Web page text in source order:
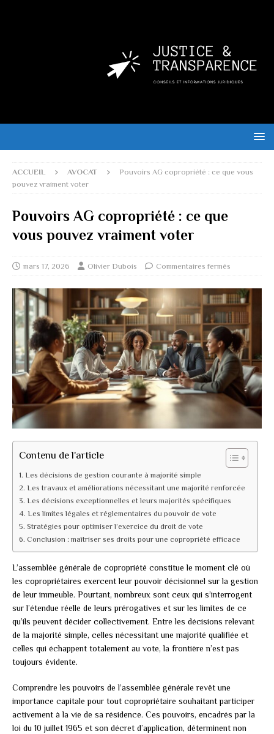
ACCUEIL AVOCAT
Pouvoirs AG copropriété : ce que vous
pouvez vraiment voter
Pouvoirs AG copropriété : ce que
vous pouvez vraiment voter
mars 17, 2026 Olivier Dubois Commentaires fermés
Contenu de l'article
Les décisions de gestion courante à majorité simple
Les travaux et améliorations nécessitant une majorité renforcée
Les décisions exceptionnelles et leurs majorités spécifiques
Les limites légales et réglementaires du pouvoir de vote
Stratégies pour optimiser l’exercice du droit de vote
Conclusion : maîtriser ses droits pour une copropriété efficace
L’assemblée générale de copropriété constitue le moment clé où
les copropriétaires exercent leur pouvoir décisionnel sur la gestion
de leur immeuble. Pourtant, nombreux sont ceux qui s’interrogent
sur l’étendue réelle de leurs prérogatives et sur les limites de ce
qu’ils peuvent décider collectivement. Entre les décisions relevant
de la majorité simple, celles nécessitant une majorité qualifiée et
celles qui échappent totalement au vote, la frontière n’est pas
toujours évidente.
Comprendre les pouvoirs de l’assemblée générale revêt une
importance capitale pour tout copropriétaire souhaitant participer
activement à la vie de sa résidence. Ces pouvoirs, encadrés par la
loi du 10 juillet 1965 et son décret d’application, déterminent non